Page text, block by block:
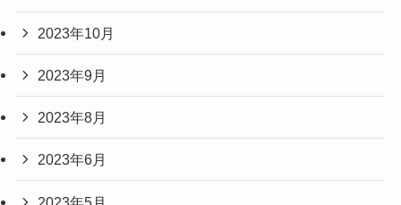
2023年10月
2023年9月
2023年8月
2023年6月